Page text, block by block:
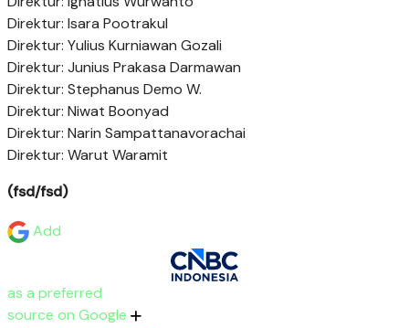
Direktur: Isara Pootrakul
Direktur: Yulius Kurniawan Gozali
Direktur: Junius Prakasa Darmawan
Direktur: Stephanus Demo W.
Direktur: Niwat Boonyad
Direktur: Narin Sampattanavorachai
Direktur: Warut Waramit
(fsd/fsd)
Add
as a preferred
source on Google